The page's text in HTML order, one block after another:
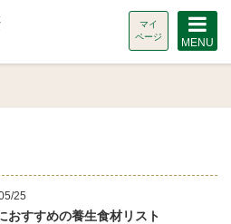
マイ
ページ
MENU
25
おすすめの養生食材リスト